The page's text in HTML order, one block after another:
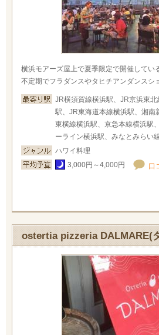
横浜モアーズ屋上で夏季限定で開催してい
不定期でフラダンスやタヒチアンダンスシ
JR横須賀線横浜駅、JR京浜東
駅、JR東海道本線横浜駅、湘南
東横線横浜駅、京急本線横浜駅
ーライン横浜駅、みなとみらい
ハワイ料理
3,000円～4,000円
口
ostertia pizzeria DALMARE(